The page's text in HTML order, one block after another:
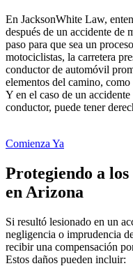
En JacksonWhite Law,
después de un accidente de
paso para que sea un
motociclistas, la carretera
conductor de automóvil
elementos del camino,
Y en el caso de un
conductor, puede tener
Comienza Ya
Protegiendo a
en Arizona
Si resultó lesionado en un
negligencia o imprudencia
recibir una compensación
Estos daños pueden incluir: